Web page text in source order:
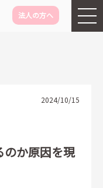
法人の方へ
2024/10/15
のか原因を現